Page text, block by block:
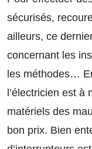
sécurisés,
ailleurs, ce
concernant les
les méthodes…
l’électricien est
matériels des
bon prix. Bien